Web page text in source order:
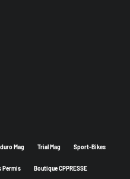
Mag Trial Mag Sport-Bikes
Permis Boutique CPPRESSE